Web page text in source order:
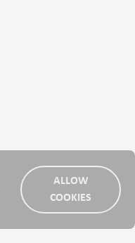
ALLOW
COOKIES